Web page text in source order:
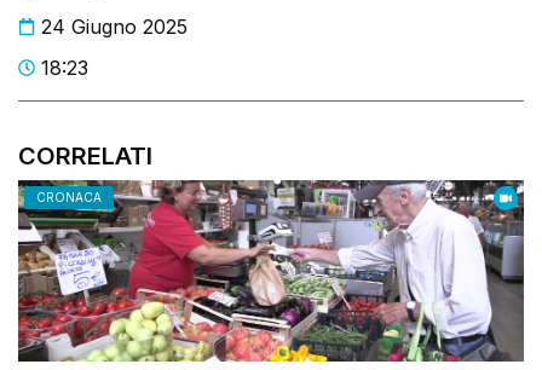
24 Giugno 2025
18:23
CORRELATI
CRONACA